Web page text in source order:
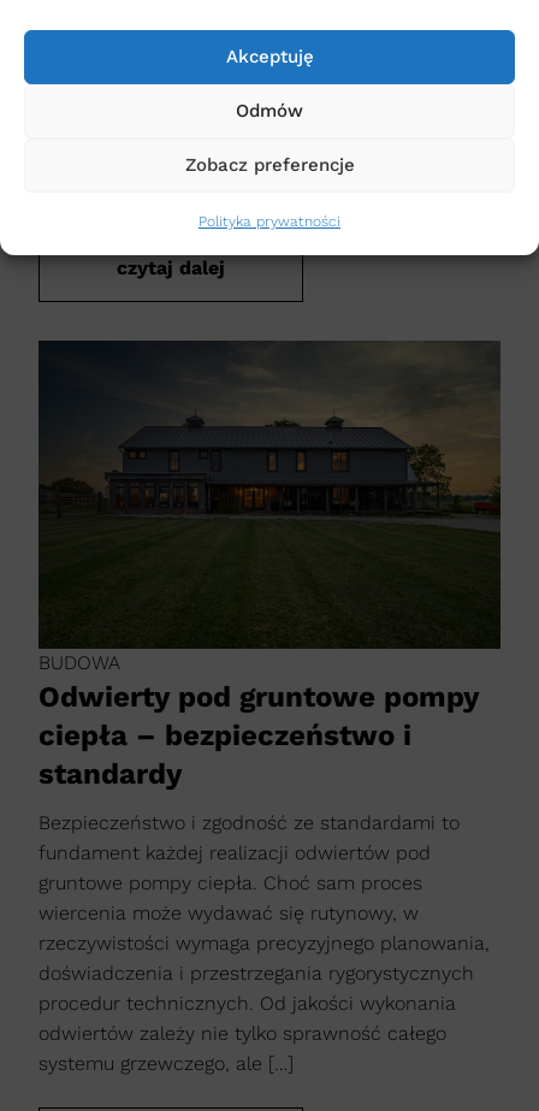
Akceptuję
Odmów
Zobacz preferencje
Polityka prywatności
trwały i efektywny montaż elementów, szczególnie
w cienkościennych materiałach, gdzie tradycyjne
artykule omówimy, czym są nitonakrętki, jakie są
czytaj dalej
BUDOWA
Odwierty pod gruntowe pompy
ciepła – bezpieczeństwo i
standardy
Bezpieczeństwo i zgodność ze standardami to
fundament każdej realizacji odwiertów pod
gruntowe pompy ciepła. Choć sam proces
wiercenia może wydawać się rutynowy, w
rzeczywistości wymaga precyzyjnego planowania,
doświadczenia i przestrzegania rygorystycznych
procedur technicznych. Od jakości wykonania
odwiertów zależy nie tylko sprawność całego
systemu grzewczego, ale […]